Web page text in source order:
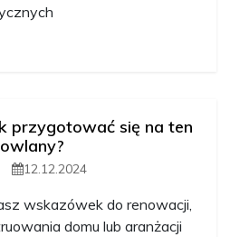
przygotować się na ten
12.12.2024
wskazówek do renowacji,
domu lub aranżacji